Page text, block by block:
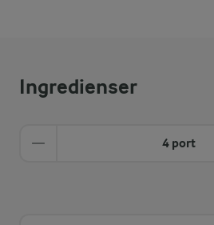
Ingredienser
4 port